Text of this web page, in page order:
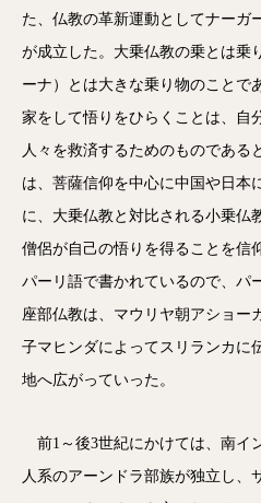
た、仏教の革新運動としてナーガ
が成立した。大乗仏教の乗とは乗
ーナ）とは大きな乗り物のことで
家をして悟りをひらくことは、自
人々を救済するためのものである
は、菩薩信仰を中心に中国や日本
に、大乗仏教と対比される小乗仏
僧侶が自己の悟りを得ることを信
パーリ語で書かれているので、パ
座部仏教は、マウリヤ朝アショー
子マヒンダによってスリランカに
地へ広がっていった。
前1～後3世紀にかけては、南イ
人系のアーンドラ部族が独立し、